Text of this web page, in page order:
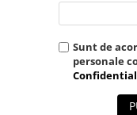
Sunt de
personale